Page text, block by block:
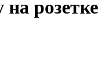
на розетке